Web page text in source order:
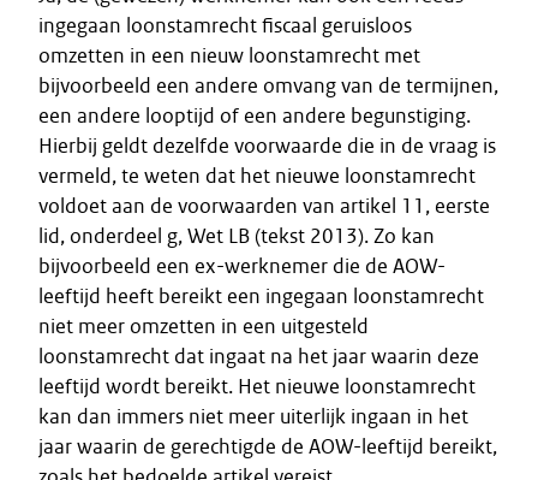
ingegaan loonstamrecht fiscaal geruisloos
omzetten in een nieuw loonstamrecht met
bijvoorbeeld een andere omvang van de termijnen,
een andere looptijd of een andere begunstiging.
Hierbij geldt dezelfde voorwaarde die in de vraag is
vermeld, te weten dat het nieuwe loonstamrecht
voldoet aan de voorwaarden van artikel 11, eerste
lid, onderdeel g, Wet LB (tekst 2013). Zo kan
bijvoorbeeld een ex-werknemer die de AOW-
leeftijd heeft bereikt een ingegaan loonstamrecht
niet meer omzetten in een uitgesteld
loonstamrecht dat ingaat na het jaar waarin deze
leeftijd wordt bereikt. Het nieuwe loonstamrecht
kan dan immers niet meer uiterlijk ingaan in het
jaar waarin de gerechtigde de AOW-leeftijd bereikt,